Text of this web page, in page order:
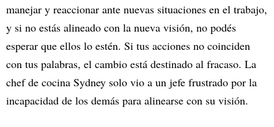
manejar y reaccionar ante nuevas situaciones en el trabajo,
y si no estás alineado con la nueva visión, no podés
esperar que ellos lo estén. Si tus acciones no coinciden
con tus palabras, el cambio está destinado al fracaso. La
chef de cocina Sydney solo vio a un jefe frustrado por la
incapacidad de los demás para alinearse con su visión.